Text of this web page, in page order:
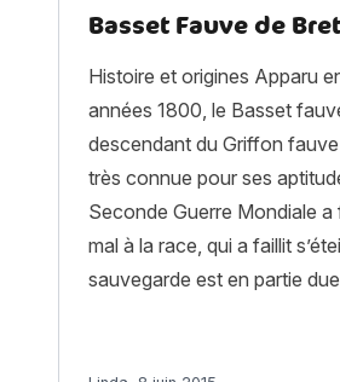
Basset Fauve de
Histoire et origines Apparu
années 1800, le Basset
descendant du Griffon
très connue pour ses
Seconde Guerre Mondiale
mal à la race, qui a faillit
sauvegarde est en partie
Article rédigé par